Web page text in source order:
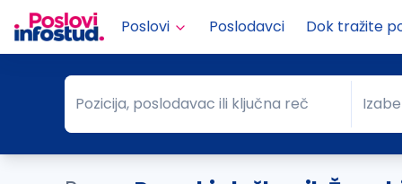
Poslovi Poslodavci Dok tražite
Pozicija, poslodavac ili ključna reč
Pozicija, poslodavac ili ključna reč Grad